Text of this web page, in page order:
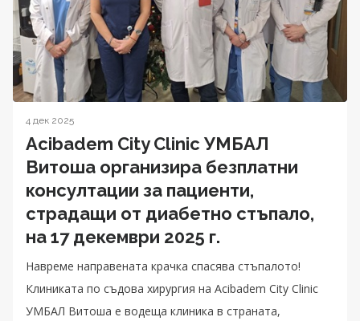
4 дек 2025
Acibadem City Clinic УМБАЛ
Витоша организира безплатни
консултации за пациенти,
страдащи от диабетно стъпало,
на 17 декември 2025 г.
Навреме направената крачка спасява стъпалото!
Клиниката по съдова хирургия на Acibadem City Clinic
УМБАЛ Витоша е водеща клиника в страната,